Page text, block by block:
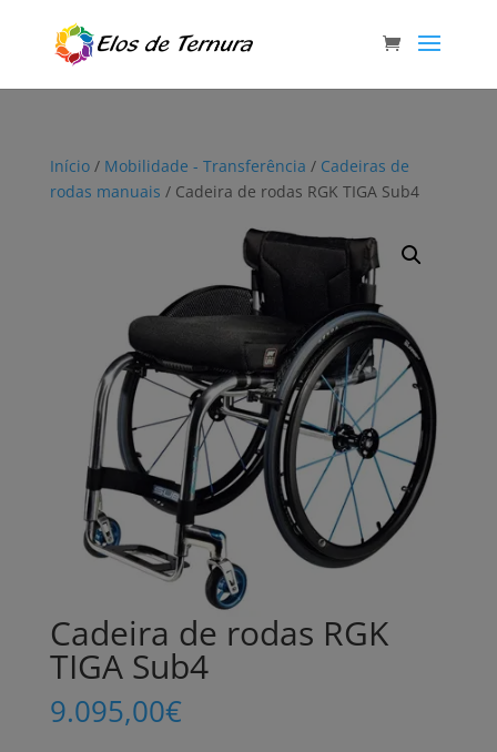
Início/ Mobilidade - Transferência / Cadeiras de
rodas manuais / Cadeira de rodas RGK TIGA Sub4
Cadeira de rodas RGK
TIGA Sub4
9.095,00€